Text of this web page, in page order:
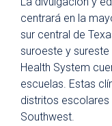
centrará en la
sur central de
suroeste y
Health System
escuelas. Estas
distritos escolares
Southwest.